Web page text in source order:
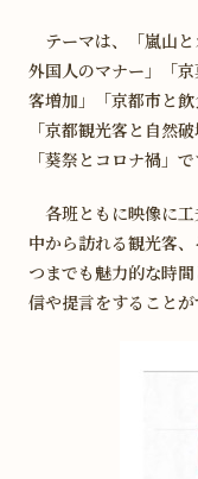
テーマは、「嵐山と
外国人のマナー」「
客増加」「京都市と飲
「京都観光客と自然
「葵祭とコロナ禍」で
各班ともに映像に
中から訪れる観光客
つまでも魅力的な時
信や提言をすることが